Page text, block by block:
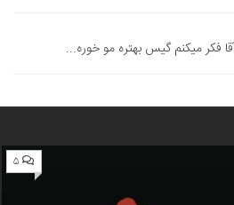
فکر میکنم گیس بهتره مو خوره...
۵